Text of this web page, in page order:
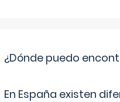
¿Dónde puedo
En España existen